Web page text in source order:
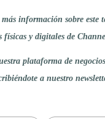
información sobre este
físicas y digitales de
plataforma de
a nuestro